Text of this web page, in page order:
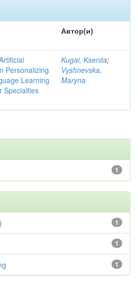
Автор(и)
Personalizing
Learning
Specialties
Kugai, Kseniia;
Vyshnevska,
Maryna
1
1
1
1